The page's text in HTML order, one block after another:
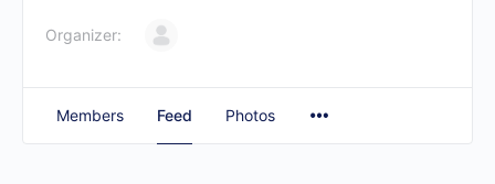
Organizer:
Members Feed Photos